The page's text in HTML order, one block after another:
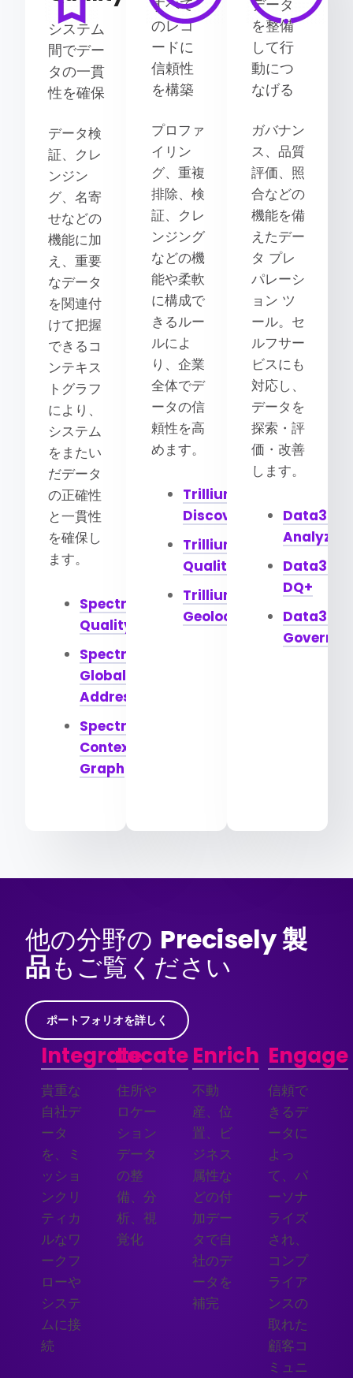
システム
間でデー
タの一貫
性を確保
データ検
証、クレ
ンジン
グ、名寄
せなどの
機能に加
え、重要
なデータ
を関連付
けて把握
できるコ
ンテキス
トグラフ
により、
システム
をまたい
だデータ
の正確性
と一貫性
を確保し
ます。
Spectrum
Quality
Spectrum
Global
Addressing
Spectrum
Context
Graph
すべて
のレコ
ードに
信頼性
を構築
プロファ
イリン
グ、重複
排除、検
証、クレ
ンジング
などの機
能や柔軟
に構成で
きるルー
ルによ
り、企業
全体でデ
ータの信
頼性を高
めます。
Trillium
Discovery
Trillium
Quality
Trillium
Geolocation
データ
を整備
して行
動につ
なげる
ガバナン
ス、品質
評価、照
合などの
機能を備
えたデー
タ プレ
パレーシ
ョン ツ
ール。セ
ルフサー
ビスにも
対応し、
データを
探索・評
価・改善
します。
Data360
Analyze
Data360
DQ+
Data360
Govern
他の分野の Precisely 製
品もご覧ください
ポートフォリオを詳しく
Integrate
貴重な
自社デ
ータ
を、ミ
ッショ
ンクリ
ティカ
ルなワ
ークフ
ローや
システ
ムに接
続
Locate
住所や
ロケー
ション
データ
の整
備、分
析、視
覚化
Enrich
不動
産、位
置、ビ
ジネス
属性な
どの付
加デー
タで自
社のデ
ータを
補完
Engage
信頼で
きるデ
ータに
よっ
て、パ
ーソナ
ライズ
され、
コンプ
ライア
ンスの
取れた
顧客コ
ミュニ